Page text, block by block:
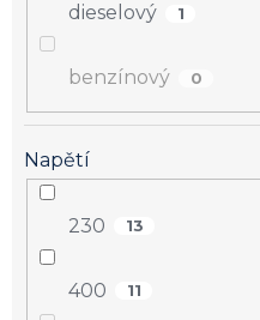
dieselový 1
benzínový 0
Napětí
230 13
400 11